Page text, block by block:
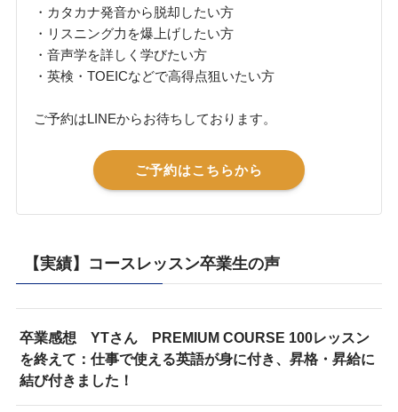
・カタカナ発音から脱却したい方
・リスニング力を爆上げしたい方
・音声学を詳しく学びたい方
・英検・TOEICなどで高得点狙いたい方
ご予約はLINEからお待ちしております。
ご予約はこちらから
【実績】コースレッスン卒業生の声
卒業感想 YTさん PREMIUM COURSE 100レッスン
を終えて：仕事で使える英語が身に付き、昇格・昇給に
結び付きました！